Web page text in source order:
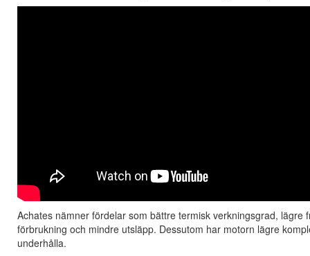
Achates nämner fördelar som bättre termisk verkningsgrad,
förbrukning och mindre utsläpp. Dessutom har motorn lägre
underhålla.